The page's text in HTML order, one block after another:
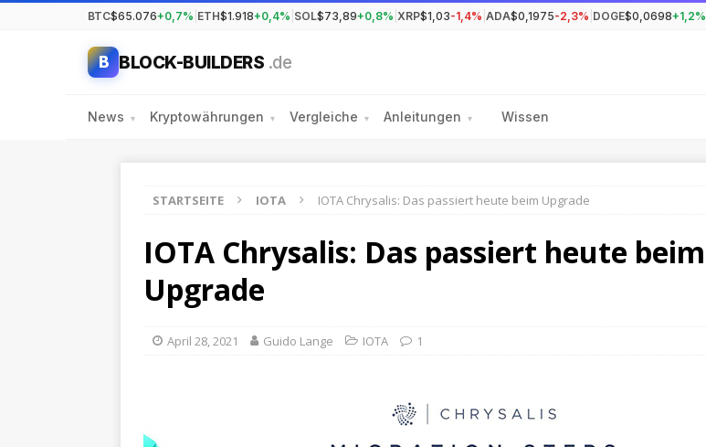
BTC$65.076+0,7% ETH$1.918+0,4% SOL$73,89+0,8% XRP$1,03-1,4% ADA$0,1975-2,3% DOGE$0,0698+1,2%
B BLOCK-BUILDERS .de
News ▾ Kryptowährungen ▾ Vergleiche ▾ Anleitungen ▾ Wissen
STARTSEITE IOTA IOTA Chrysalis: Das passiert heute beim Upgrade
IOTA Chrysalis: Das passiert heute beim
Upgrade
April 28, 2021 Guido Lange IOTA 1